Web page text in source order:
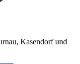
Kasendorf und